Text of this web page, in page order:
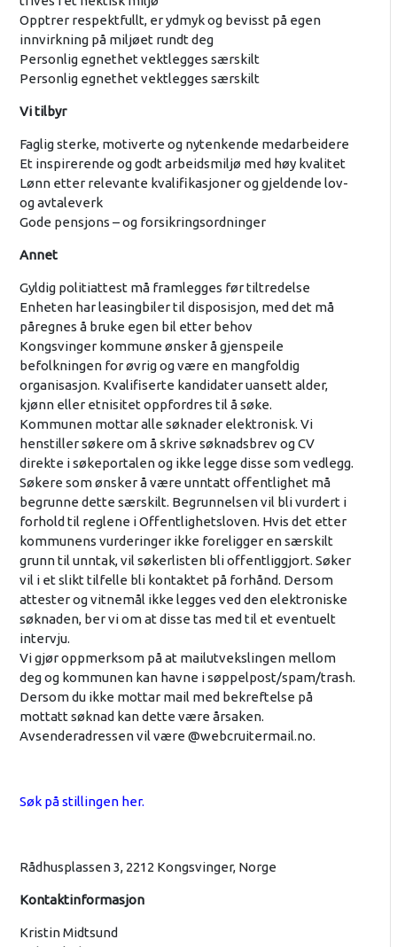
Opptrer respektfullt, er ydmyk og bevisst på egen
innvirkning på miljøet rundt deg
Personlig egnethet vektlegges særskilt
Personlig egnethet vektlegges særskilt
Vi tilbyr
Faglig sterke, motiverte og nytenkende medarbeidere
Et inspirerende og godt arbeidsmiljø med høy kvalitet
Lønn etter relevante kvalifikasjoner og gjeldende lov-
og avtaleverk
Gode pensjons – og forsikringsordninger
Annet
Gyldig politiattest må framlegges før tiltredelse
Enheten har leasingbiler til disposisjon, med det må
påregnes å bruke egen bil etter behov
Kongsvinger kommune ønsker å gjenspeile
befolkningen for øvrig og være en mangfoldig
organisasjon. Kvalifiserte kandidater uansett alder,
kjønn eller etnisitet oppfordres til å søke.
Kommunen mottar alle søknader elektronisk. Vi
henstiller søkere om å skrive søknadsbrev og CV
direkte i søkeportalen og ikke legge disse som vedlegg.
Søkere som ønsker å være unntatt offentlighet må
begrunne dette særskilt. Begrunnelsen vil bli vurdert i
forhold til reglene i Offentlighetsloven. Hvis det etter
kommunens vurderinger ikke foreligger en særskilt
grunn til unntak, vil søkerlisten bli offentliggjort. Søker
vil i et slikt tilfelle bli kontaktet på forhånd. Dersom
attester og vitnemål ikke legges ved den elektroniske
søknaden, ber vi om at disse tas med til et eventuelt
intervju.
Vi gjør oppmerksom på at mailutvekslingen mellom
deg og kommunen kan havne i søppelpost/spam/trash.
Dersom du ikke mottar mail med bekreftelse på
mottatt søknad kan dette være årsaken.
Avsenderadressen vil være @webcruitermail.no.
Søk på stillingen her.
Rådhusplassen 3, 2212 Kongsvinger, Norge
Kontaktinformasjon
Kristin Midtsund